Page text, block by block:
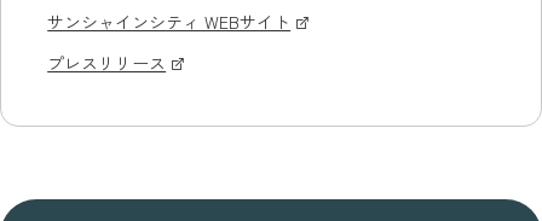
サンシャインシティ WEBサイト
プレスリリース